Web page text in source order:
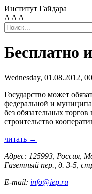
Институт Гайдара
A A A
Бесплатно
Wednesday, 01.08.2012,
Государство может
федеральной и
без обязательных
строительство
читать →
Адрес: 125993, Россия,
Газетный пер., д. 3-5,
E-mail: info@iep.ru